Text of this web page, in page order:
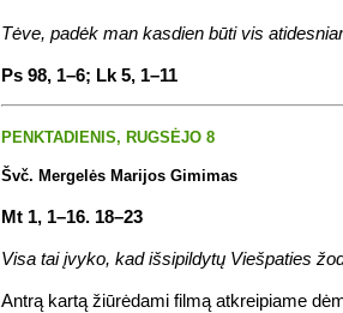
Tėve, padėk man kasdien būti vis
Ps 98, 1–6; Lk 5, 1–11
PENKTADIENIS, RUGSĖJO 8
Švč. Mergelės Marijos Gimimas
Mt 1, 1–16. 18–23
Visa tai įvyko, kad išsipildytų Viešpaties
Antrą kartą žiūrėdami filmą atkreipiame